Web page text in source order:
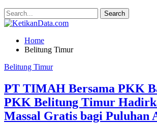
Home
Belitung Timur
Belitung Timur
PT TIMAH Bersama PKK
PKK Belitung Timur
Massal Gratis bagi Puluhan